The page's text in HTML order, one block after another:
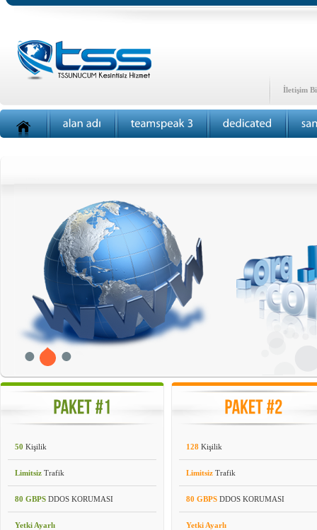
İletişim
50 Kişilik
Limitsiz Trafik
80 GBPS DDOS KORUMASI
Yetki Ayarlı
128 Kişilik
Limitsiz Trafik
80 GBPS DDOS KORUMASI
Yetki Ayarlı